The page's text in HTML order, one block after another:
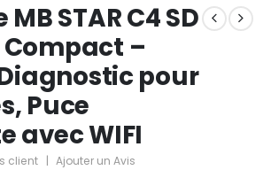
STAR C4 SD
–
pour
Puce
avec WIFI
client | Ajouter un Avis